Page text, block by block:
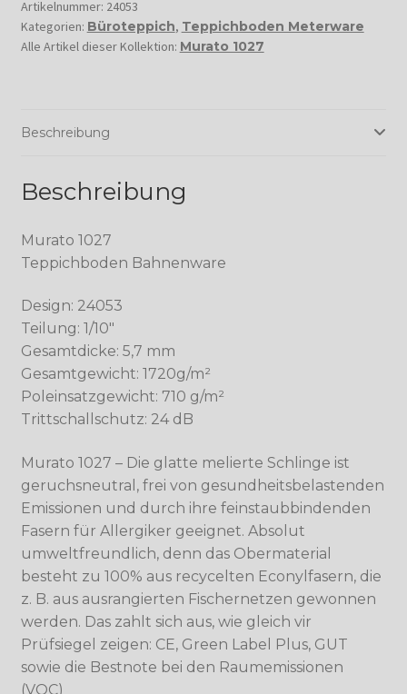
Artikelnummer: 24053
Kategorien: Büroteppich, Teppichboden Meterware
Alle Artikel dieser Kollektion: Murato 1027
Beschreibung
Beschreibung
Murato 1027
Teppichboden Bahnenware
Design: 24053
Teilung: 1/10″
Gesamtdicke: 5,7 mm
Gesamtgewicht: 1720g/m²
Poleinsatzgewicht: 710 g/m²
Trittschallschutz: 24 dB
Murato 1027 – Die glatte melierte Schlinge ist
geruchsneutral, frei von gesundheitsbelastenden
Emissionen und durch ihre feinstaubbindenden
Fasern für Allergiker geeignet. Absolut
umweltfreundlich, denn das Obermaterial
besteht zu 100% aus recycelten Econylfasern, die
z. B. aus ausrangierten Fischernetzen gewonnen
werden. Das zahlt sich aus, wie gleich vir
Prüfsiegel zeigen: CE, Green Label Plus, GUT
sowie die Bestnote bei den Raumemissionen
(VOC)